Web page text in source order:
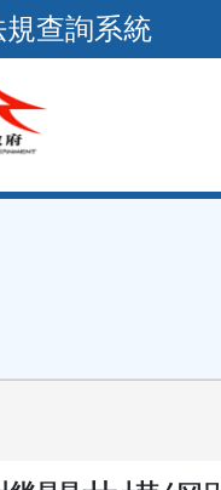
規查詢系統